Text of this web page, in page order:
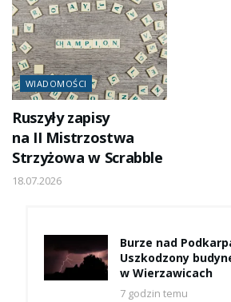
WIADOMOŚCI
Ruszyły zapisy
na II Mistrzostwa
Strzyżowa w Scrabble
18.07.2026
Burze nad
Uszkodzony
w Wierzawicach
7 godzin temu